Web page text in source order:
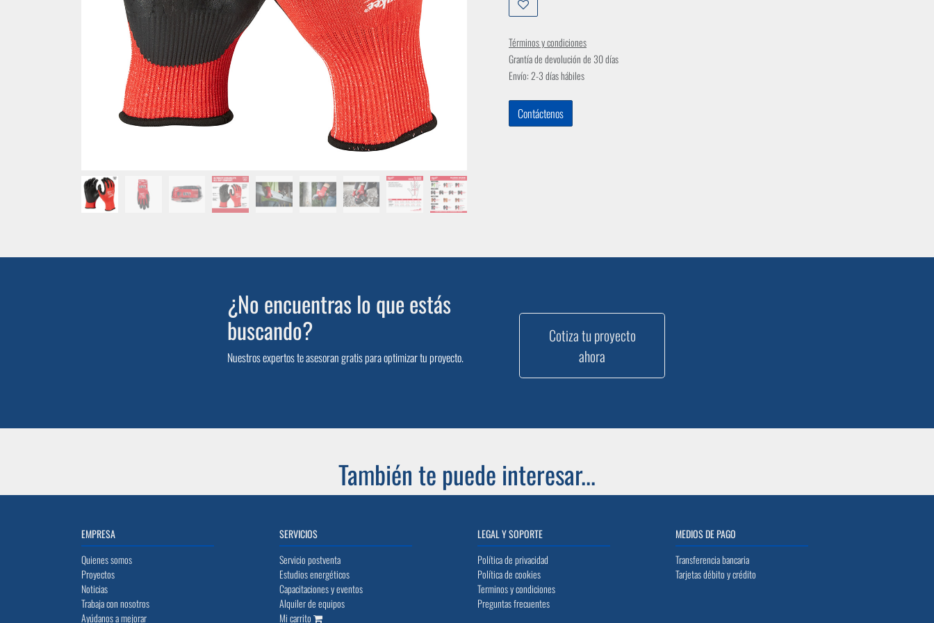
Términos y condiciones
Grantía de devolución de 30 días
Envío: 2-3 días hábiles
Contáctenos
¿No encuentras lo que estás
buscando?
Nuestros expertos te asesoran gratis para optimizar tu proyecto.
Cotiza tu proyecto
ahora
También te puede interesar...
EMPRESA
Quienes somos
Proyectos
Noticias
Trabaja con nosotros
Ayúdanos a mejorar
SERVICIOS
Servicio postventa
Estudios energéticos
Capacitaciones y eventos
Alquiler de equipos
Mi carrito
LEGAL Y SOPORTE
Política de privacidad
Política de cookies
Terminos y condiciones
Preguntas frecuentes
MEDIOS DE PAGO
Transferencia bancaria
Tarjetas débito y crédito